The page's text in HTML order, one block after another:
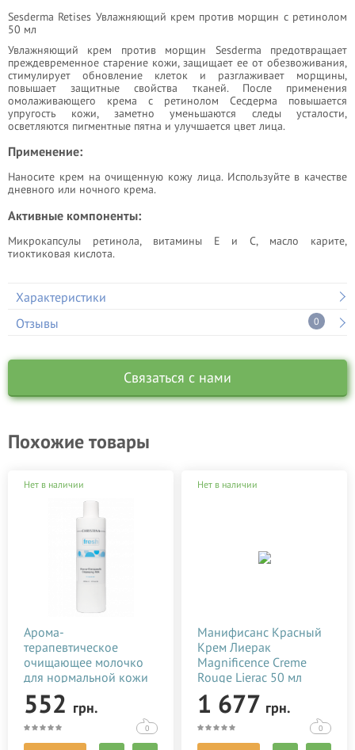
Sesderma Retises Увлажняющий крем против морщин с ретинолом
50 мл
Увлажняющий крем против морщин Sesderma предотвращает
преждевременное старение кожи, защищает ее от обезвоживания,
стимулирует обновление клеток и разглаживает морщины,
повышает защитные свойства тканей. После применения
омолаживающего крема с ретинолом Сесдерма повышается
упругость кожи, заметно уменьшаются следы усталости,
осветляются пигментные пятна и улучшается цвет лица.
Применение:
Наносите крем на очищенную кожу лица. Используйте в качестве
дневного или ночного крема.
Активные компоненты:
Микрокапсулы ретинола, витамины Е и С, масло карите,
тиоктиковая кислота.
Характеристики
Отзывы
0
Связаться с нами
Похожие товары
Нет в наличии
Арома-
терапевтическое
очищающее молочко
для нормальной кожи
Christina Fresh-Aroma
Theraputic Cleansing
Milk for normal skin 300
552 грн.
0
Нет в наличии
Манифисанс Красный
Крем Лиерак
Magnificence Creme
Rouge Lierac 50 мл
1 677 грн.
0